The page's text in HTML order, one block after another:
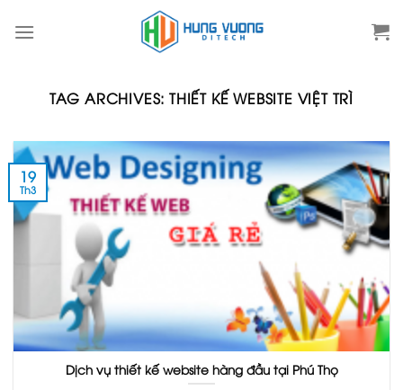
TAG ARCHIVES:THIẾT KẾ WEBSITE VIỆT TRÌ
Dịch vụ thiết kế website hàng đầu tại Phú Thọ
19
Th3